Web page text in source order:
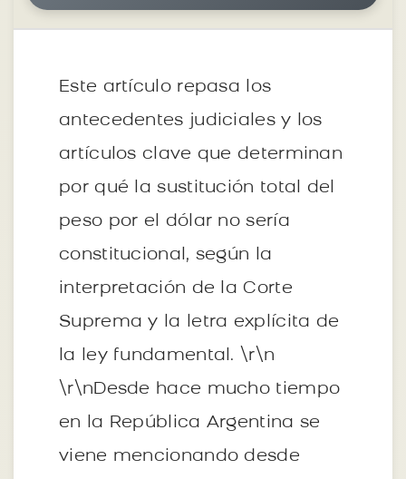
Este artículo repasa los
antecedentes judiciales y los
artículos clave que determinan
por qué la sustitución total del
peso por el dólar no sería
constitucional, según la
interpretación de la Corte
Suprema y la letra explícita de
la ley fundamental. \r\n
\r\nDesde hace mucho tiempo
en la República Argentina se
viene mencionando desde